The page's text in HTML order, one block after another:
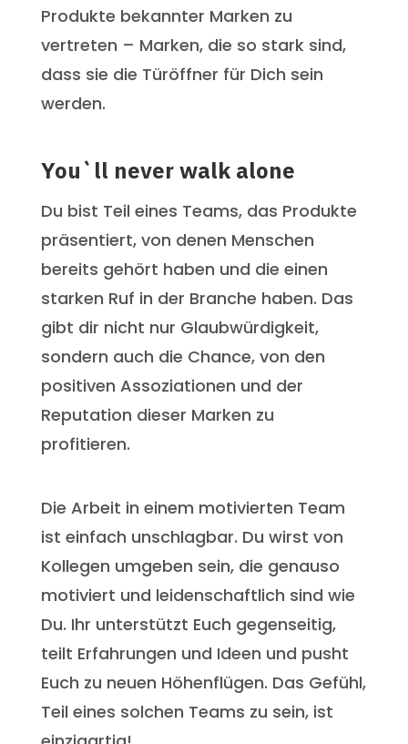
Produkte bekannter Marken zu
vertreten – Marken, die so stark sind,
dass sie die Türöffner für Dich sein
werden.
You`ll never walk alone
Du bist Teil eines Teams, das Produkte
präsentiert, von denen Menschen
bereits gehört haben und die einen
starken Ruf in der Branche haben. Das
gibt dir nicht nur Glaubwürdigkeit,
sondern auch die Chance, von den
positiven Assoziationen und der
Reputation dieser Marken zu
profitieren.
Die Arbeit in einem motivierten Team
ist einfach unschlagbar. Du wirst von
Kollegen umgeben sein, die genauso
motiviert und leidenschaftlich sind wie
Du. Ihr unterstützt Euch gegenseitig,
teilt Erfahrungen und Ideen und pusht
Euch zu neuen Höhenflügen. Das Gefühl,
Teil eines solchen Teams zu sein, ist